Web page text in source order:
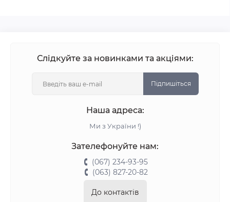
Слідкуйте за новинками та акціями:
Підпишіться
Наша адреса:
Ми з України !)
Зателефонуйте нам:
(067) 234-93-95
(063) 827-20-82
До контактів